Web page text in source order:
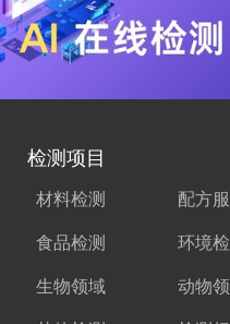
检测项目
材料检测 配方
食品检测 环境
生物领域 动物